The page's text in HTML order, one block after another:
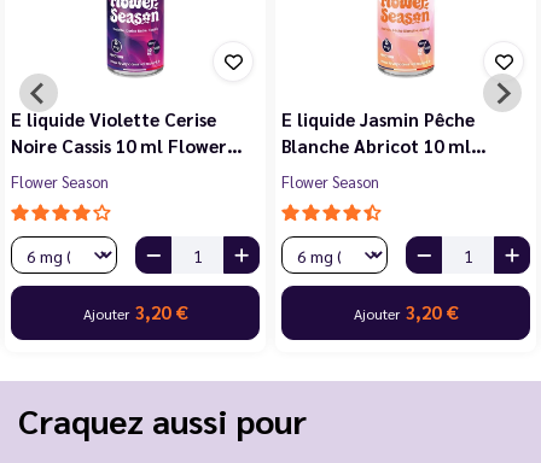
E liquide Violette Cerise
Noire Cassis 10 ml Flower…
Flower Season
Ajouter 3,20 €
E liquide Jasmin Pêche
Blanche Abricot 10 ml…
Flower Season
Ajouter 3,20 €
Craquez aussi pour